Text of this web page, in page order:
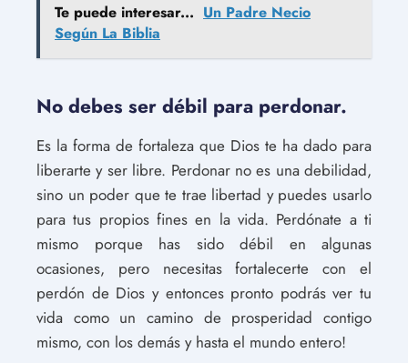
Te puede interesar... Un Padre Necio
Según La Biblia
No debes ser débil para perdonar.
Es la forma de fortaleza que Dios te ha dado para
liberarte y ser libre. Perdonar no es una debilidad,
sino un poder que te trae libertad y puedes usarlo
para tus propios fines en la vida. Perdónate a ti
mismo porque has sido débil en algunas
ocasiones, pero necesitas fortalecerte con el
perdón de Dios y entonces pronto podrás ver tu
vida como un camino de prosperidad contigo
mismo, con los demás y hasta el mundo entero!